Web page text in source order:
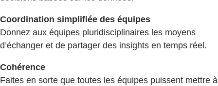
Coordination simplifiée des équipes
Donnez aux équipes pluridisciplinaires les moyens
d’échanger et de partager des insights en temps réel.
Cohérence
Faites en sorte que toutes les équipes puissent mettre à